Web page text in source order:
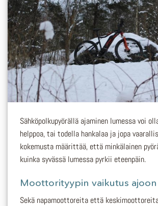
Sähköpolkupyörällä ajaminen lumessa voi
helppoa, tai todella hankalaa ja jopa
kokemusta määrittää, että minkälainen
kuinka syvässä lumessa pyrkii eteenpäin.
Moottorityypin vaikutus ajoon
Sekä napamoottoreita että